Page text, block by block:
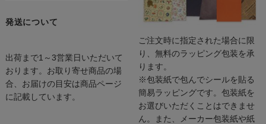
発送について
出荷まで1～3営業日いただいて
おります。お取り寄せ商品の場
合、お届けの目安は商品ページ
に記載しています。
ご注文時に指定された場合に限
り、無料のラッピング包装を承
ります。
※包装紙で包んでシールを貼る
簡易ラッピングです。包装紙を
お選びいただくことはできませ
ん。また、メーカー包装紙や紙